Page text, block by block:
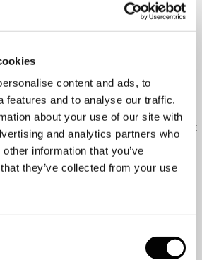
content and ads, to
features and to analyse our traffic.
about your use of our site with
and analytics partners who
information that you’ve
they’ve collected from your use
GEELGOUDEN RIJRING MET BRUINE
DIAMANT 0.25CT
SALE
PRICE
€1,395